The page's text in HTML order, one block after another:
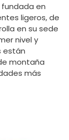
fundada en
ligeros, de
en su sede
nivel y
están
montaña
más